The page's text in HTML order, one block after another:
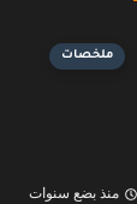
ملخصات
بضع سنوات